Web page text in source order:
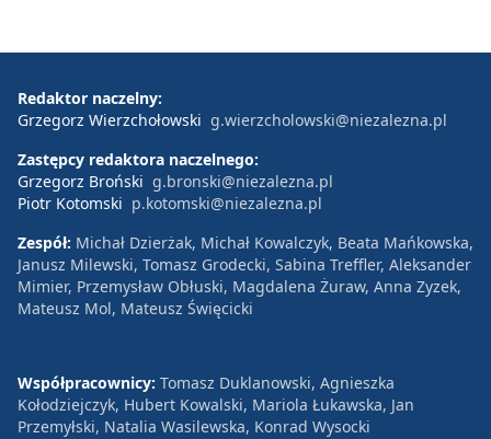
Redaktor naczelny:
Grzegorz Wierzchołowski g.wierzcholowski@niezalezna.pl
Zastępcy redaktora naczelnego:
Grzegorz Broński g.bronski@niezalezna.pl
Piotr Kotomski p.kotomski@niezalezna.pl
Zespół: Michał Dzierżak, Michał Kowalczyk, Beata Mańkowska,
Janusz Milewski, Tomasz Grodecki, Sabina Treffler, Aleksander
Mimier, Przemysław Obłuski, Magdalena Żuraw, Anna Zyzek,
Mateusz Mol, Mateusz Święcicki
Współpracownicy: Tomasz Duklanowski, Agnieszka
Kołodziejczyk, Hubert Kowalski, Mariola Łukawska, Jan
Przemyłski, Natalia Wasilewska, Konrad Wysocki